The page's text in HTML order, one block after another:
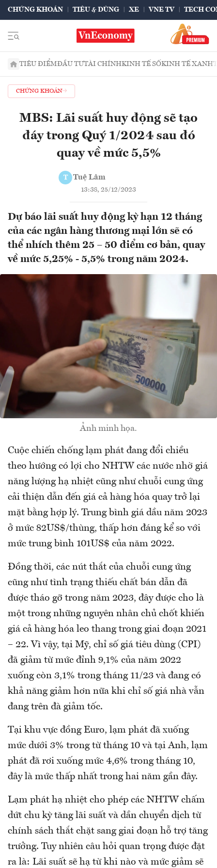
CHỨNG KHOÁN TIÊU & DÙNG XE VNE TV TECH
TIÊU ĐIỂMĐẦU TƯTÀI CHÍNHKINH TẾ SỐKINH TẾ XANH
CHỨNG KHOÁN
MBS: Lãi suất huy động sẽ tạo
đáy trong Quý 1/2024 sau đó
quay về mức 5,5%
T Tuệ Lâm
13:38, 25/12/2023
Dự báo lãi suất huy động kỳ hạn 12 tháng
của các ngân hàng thương mại lớn sẽ có
thể nhích thêm 25 – 50 điểm cơ bản, quay
về mức 5,25% - 5,5% trong năm 2024.
Ảnh minh họa.
Cuộc chiến chống lạm phát đang đổi chiều
theo hướng có lợi cho NHTW các nước nhờ giá
năng lượng hạ nhiệt cũng như chuỗi cung ứng
cải thiện dẫn đến giá cả hàng hóa quay trở lại
mặt bằng hợp lý. Trung bình giá dầu năm 2023
ở mức 82US$/thùng, thấp hơn đáng kể so với
mức trung bình 101US$ của năm 2022.
Đồng thời, các nút thắt của chuỗi cung ứng
cũng như tình trạng thiếu chất bán dẫn đã
được tháo gỡ trong năm 2023, đây được cho là
một trong những nguyên nhân chủ chốt khiến
giá cả hàng hóa leo thang trong giai đoạn 2021
– 22. Vì vậy, tại Mỹ, chỉ số giá tiêu dùng (CPI)
đã giảm từ mức đỉnh 9,1% của năm 2022
xuống còn 3,1% trong tháng 11/23 và đang có
khả năng giảm hơn nữa khi chỉ số giá nhà vẫn
đang trên đà giảm tốc.
Tại khu vực đồng Euro, lạm phát đã xuống
mức dưới 3% trong từ tháng 10 và tại Anh, lạm
phát đã rơi xuống mức 4,6% trong tháng 10,
đây là mức thấp nhất trong hai năm gần đây.
Lạm phát hạ nhiệt cho phép các NHTW chấm
dứt chu kỳ tăng lãi suất và dần chuyển dịch từ
chính sách thắt chặt sang giai đoạn hỗ trợ tăng
trưởng. Tuy nhiên câu hỏi quan trọng được đặt
ra là: Lãi suất sẽ hạ từ khi nào và mức giảm sẽ